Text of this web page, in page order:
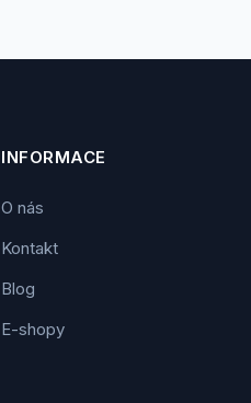
INFORMACE
O nás
Kontakt
Blog
E-shopy